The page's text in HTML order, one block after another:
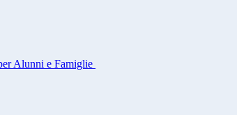
Alunni e Famiglie